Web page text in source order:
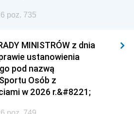
poz. 735
MINISTRÓW z dnia
ustanowienia
pod nazwą
Osób z
w 2026 r.&#8221;